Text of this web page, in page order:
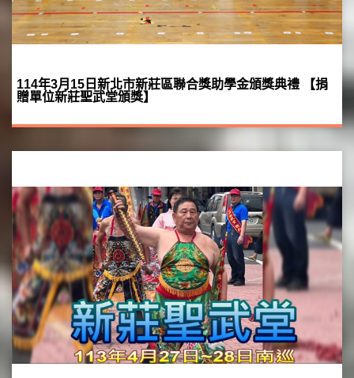
114年3月15日新北市新莊區聯合獎助學金頒獎典禮 【捐
贈單位新莊聖武堂頒獎】